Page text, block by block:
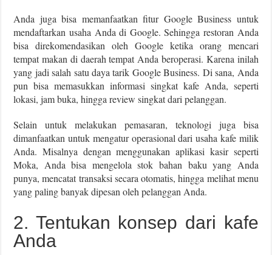
Anda juga bisa memanfaatkan fitur Google Business untuk
mendaftarkan usaha Anda di Google. Sehingga restoran Anda
bisa direkomendasikan oleh Google ketika orang mencari
tempat makan di daerah tempat Anda beroperasi. Karena inilah
yang jadi salah satu daya tarik Google Business. Di sana, Anda
pun bisa memasukkan informasi singkat kafe Anda, seperti
lokasi, jam buka, hingga review singkat dari pelanggan.
Selain untuk melakukan pemasaran, teknologi juga bisa
dimanfaatkan untuk mengatur operasional dari usaha kafe milik
Anda. Misalnya dengan menggunakan aplikasi kasir seperti
Moka, Anda bisa mengelola stok bahan baku yang Anda
punya, mencatat transaksi secara otomatis, hingga melihat menu
yang paling banyak dipesan oleh pelanggan Anda.
2. Tentukan konsep dari kafe
Anda